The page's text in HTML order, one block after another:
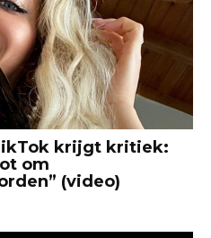
krijgt kritiek:
om
(video)